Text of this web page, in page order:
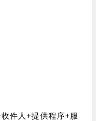
件人+提供程序+服